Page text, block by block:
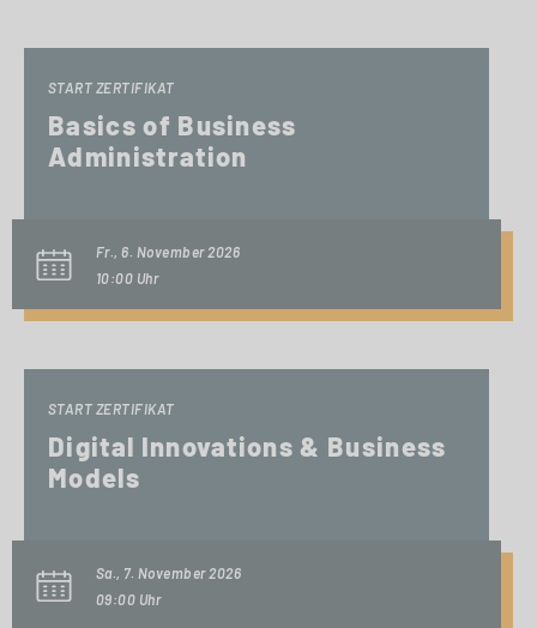
START ZERTIFIKAT
Basics of Business
Administration
Fr., 6. November 2026
10:00 Uhr
START ZERTIFIKAT
Digital Innovations & Business
Models
Sa., 7. November 2026
09:00 Uhr